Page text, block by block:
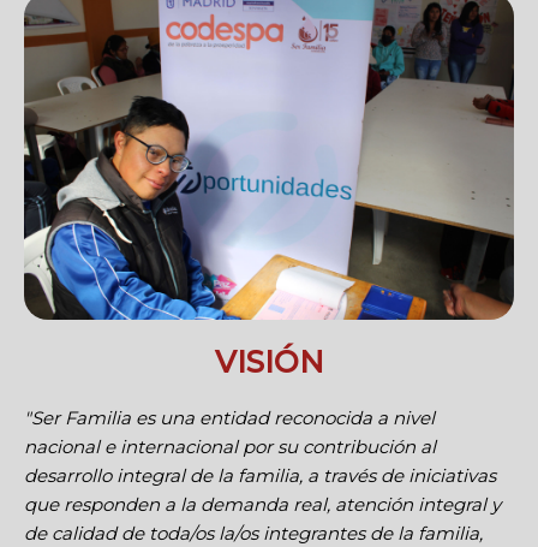
VISIÓN
"Ser Familia es una entidad reconocida a nivel
nacional e internacional por su contribución al
desarrollo integral de la familia, a través de iniciativas
que responden a la demanda real, atención integral y
de calidad de toda/os la/os integrantes de la familia,